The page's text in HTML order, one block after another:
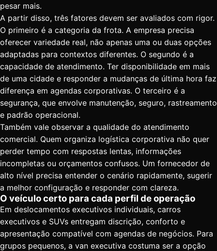
pesar mais.
A partir disso, três fatores devem ser avaliados com rigor.
O primeiro é a categoria da frota. A empresa precisa
oferecer variedade real, não apenas uma ou duas opções
adaptadas para contextos diferentes. O segundo é a
capacidade de atendimento. Ter disponibilidade em mais
de uma cidade e responder a mudanças de última hora faz
diferença em agendas corporativas. O terceiro é a
segurança, que envolve manutenção, seguro, rastreamento
e padrão operacional.
Também vale observar a qualidade do atendimento
comercial. Quem organiza logística corporativa não quer
perder tempo com respostas lentas, informações
incompletas ou orçamentos confusos. Um fornecedor de
alto nível precisa entender o cenário rapidamente, sugerir
a melhor configuração e responder com clareza.
O veículo certo para cada perfil de operação
Em deslocamentos executivos individuais, carros
executivos e SUVs entregam discrição, conforto e
apresentação compatível com agendas de negócios. Para
grupos pequenos, a van executiva costuma ser a opção